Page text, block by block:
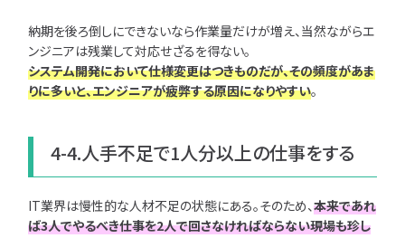
納期を後ろ倒しにできないなら作業量だけが増え、当然ながらエ
ンジニアは残業して対応せざるを得ない。
システム開発において仕様変更はつきものだが、その頻度があま
りに多いと、エンジニアが疲弊する原因になりやすい。
4-4.人手不足で1人分以上の仕事をする
IT業界は慢性的な人材不足の状態にある。そのため、本来であれ
ば3人でやるべき仕事を2人で回さなければならない現場も珍し